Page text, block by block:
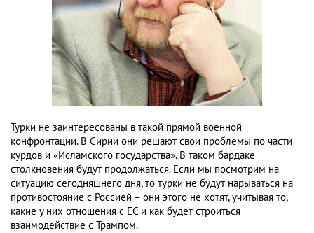
Турки не заинтересованы в такой прямой военной
конфронтации. В Сирии они решают свои проблемы по части
курдов и «Исламского государства». В таком бардаке
столкновения будут продолжаться. Если мы посмотрим на
ситуацию сегодняшнего дня, то турки не будут нарываться на
противостояние с Россией – они этого не хотят, учитывая то,
какие у них отношения с ЕС и как будет строиться
взаимодействие с Трампом.